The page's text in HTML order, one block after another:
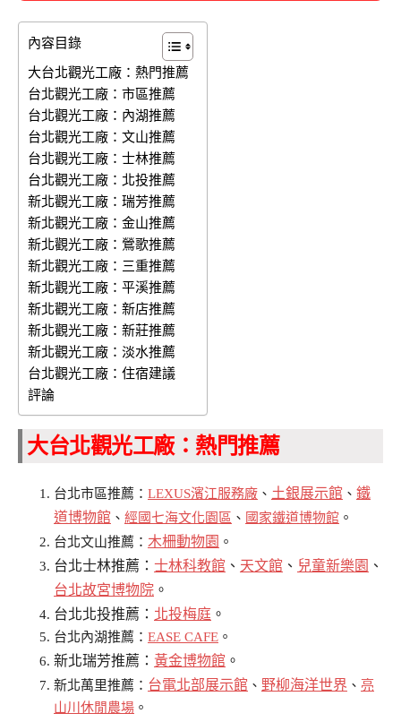
內容目錄
大台北觀光工廠：熱門推薦
台北觀光工廠：市區推薦
台北觀光工廠：內湖推薦
台北觀光工廠：文山推薦
台北觀光工廠：士林推薦
台北觀光工廠：北投推薦
新北觀光工廠：瑞芳推薦
新北觀光工廠：金山推薦
新北觀光工廠：鶯歌推薦
新北觀光工廠：三重推薦
新北觀光工廠：平溪推薦
新北觀光工廠：新店推薦
新北觀光工廠：新莊推薦
新北觀光工廠：淡水推薦
台北觀光工廠：住宿建議
評論
大台北觀光工廠：熱門推薦
台北市區推薦： LEXUS濱江服務廠 、 土銀展示館 、 鐵
道博物館 、 經國七海文化園區 、 國家鐵道博物館 。
台北文山推薦： 木柵動物園 。
台北士林推薦： 士林科教館 、 天文館 、 兒童新樂園 、
台北故宮博物院 。
台北北投推薦： 北投梅庭 。
台北內湖推薦： EASE CAFE 。
新北瑞芳推薦： 黃金博物館 。
新北萬里推薦： 台電北部展示館 、 野柳海洋世界 、 亮
山川休閒農場 。